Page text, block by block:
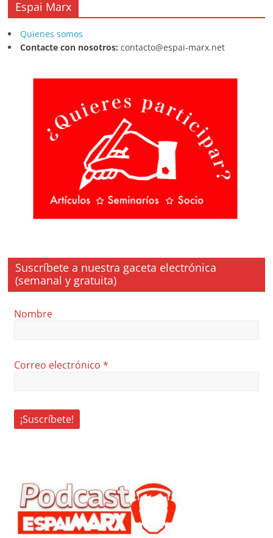
Espai Marx
Quienes somos
Contacte con nosotros: contacto@espai-marx.net
Suscríbete a nuestra gaceta electrónica
(semanal y gratuita)
Nombre
Correo electrónico*